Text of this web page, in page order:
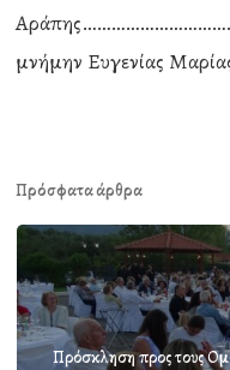
μνήμην Ευγενίας
Πρόσφατα άρθρα
Πρόσκληση προς τους